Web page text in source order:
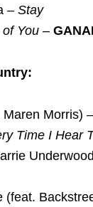
– Stay
You –
Morris) –
Time I Hear
(feat.